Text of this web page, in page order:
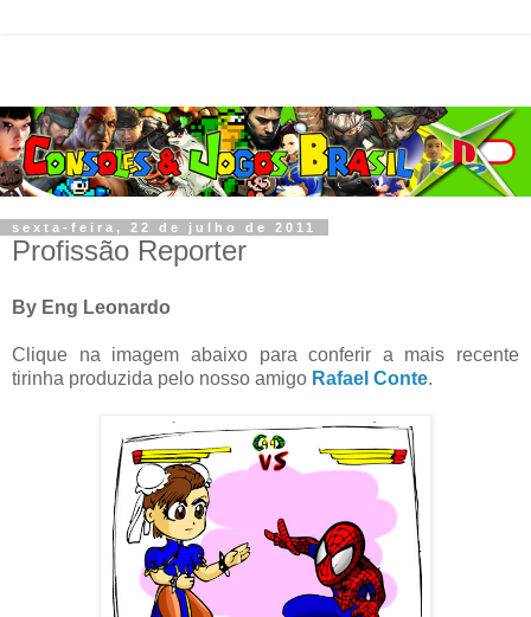
sexta-feira, 22 de julho de 2011
Profissão Reporter
By Eng Leonardo
Clique na imagem abaixo para conferir a mais recente
tirinha produzida pelo nosso amigo Rafael Conte.